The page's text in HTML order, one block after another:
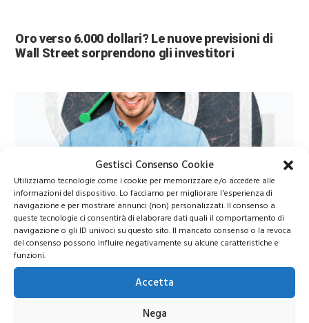
Gestisci Consenso Cookie
Utilizziamo tecnologie come i cookie per memorizzare e/o accedere alle
informazioni del dispositivo. Lo facciamo per migliorare l'esperienza di
navigazione e per mostrare annunci (non) personalizzati. Il consenso a
queste tecnologie ci consentirà di elaborare dati quali il comportamento di
navigazione o gli ID univoci su questo sito. Il mancato consenso o la revoca
del consenso possono influire negativamente su alcune caratteristiche e
funzioni.
Accetta
Nega
Oro verso 6.000 dollari? Le nuove previsioni di
Wall Street sorprendono gli investitori
Azioni Bance Europee
Azioni banche europee da mettere nel mirino nei
prossimi mesi